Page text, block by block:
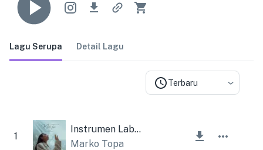
Lagu Serupa Detail Lagu
Terbaru
1
Instrumen Labirin
Marko Topa